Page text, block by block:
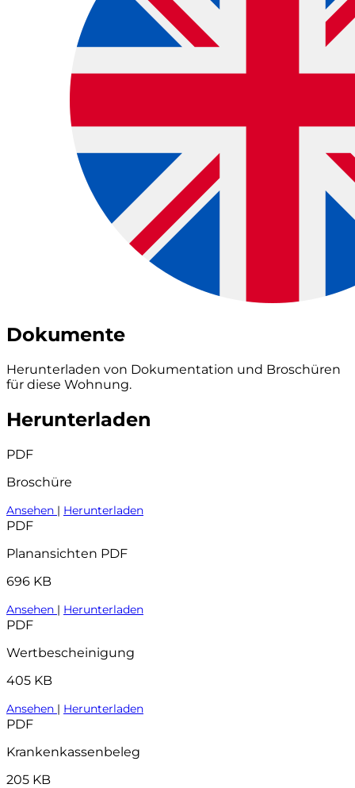
Dokumente
Herunterladen von Dokumentation und Broschüren
für diese Wohnung.
Herunterladen
PDF
Broschüre
Ansehen | Herunterladen
PDF
Planansichten PDF
696 KB
Ansehen | Herunterladen
PDF
Wertbescheinigung
405 KB
Ansehen | Herunterladen
PDF
Krankenkassenbeleg
205 KB